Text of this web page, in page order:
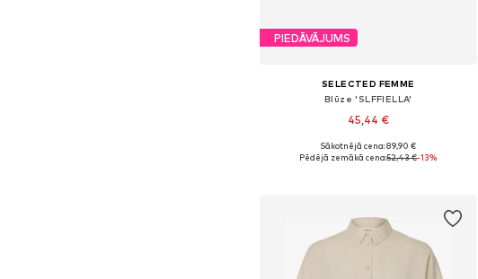
PIEDĀVĀJUMS
SELECTED FEMME
Blūze 'SLFFIELLA'
45,44 €
Pieejamie izmēri: XS, S, M, L, XL, XXL
Sākotnējā cena: 89,90 €
Pēdējā zemākā cena:52,43 €-13%